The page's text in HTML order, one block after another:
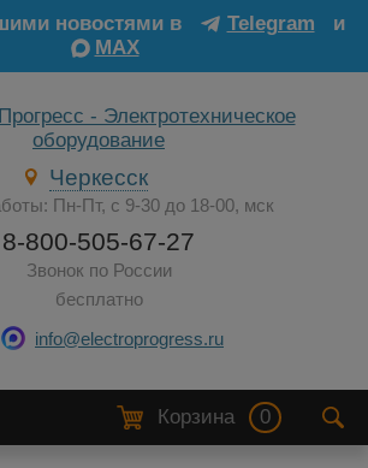
новостями в Telegram
и
MAX
Черкесск
Пн-Пт, с 9-30 до 18-00, мск
8-800-505-67-27
Звонок по России
бесплатно
info@electroprogress.ru
Корзина 0